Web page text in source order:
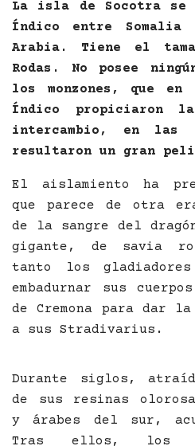
La isla de Socotra se
Índico entre
Arabia. Tiene el
Rodas. No posee
los monzones, que
Índico propiciaron
intercambio, en las
resultaron un gran
El aislamiento ha
que parece de otra
de la sangre del
gigante, de savia
tanto los
embadurnar sus
de Cremona para dar
a sus Stradivarius.
Durante siglos,
de sus resinas
y árabes del sur,
Tras ellos, los